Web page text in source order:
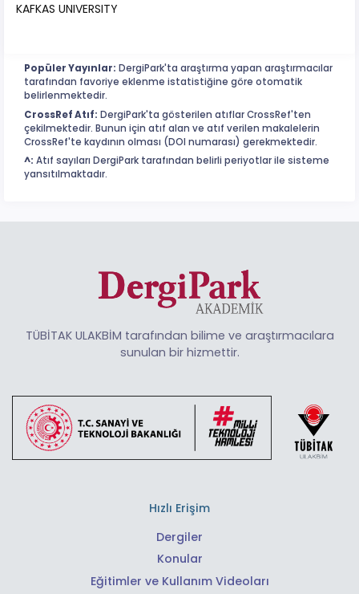
KAFKAS UNIVERSITY
Popüler Yayınlar: DergiPark'ta araştırma yapan araştırmacılar
tarafından favoriye eklenme istatistiğine göre otomatik
belirlenmektedir.
CrossRef Atıf: DergiPark'ta gösterilen atıflar CrossRef'ten
çekilmektedir. Bunun için atıf alan ve atıf verilen makalelerin
CrossRef'te kaydının olması (DOI numarası) gerekmektedir.
^: Atıf sayıları DergiPark tarafından belirli periyotlar ile sisteme
yansıtılmaktadır.
TÜBİTAK ULAKBİM tarafından bilime ve araştırmacılara
sunulan bir hizmettir.
Hızlı Erişim
Dergiler
Konular
Eğitimler ve Kullanım Videoları